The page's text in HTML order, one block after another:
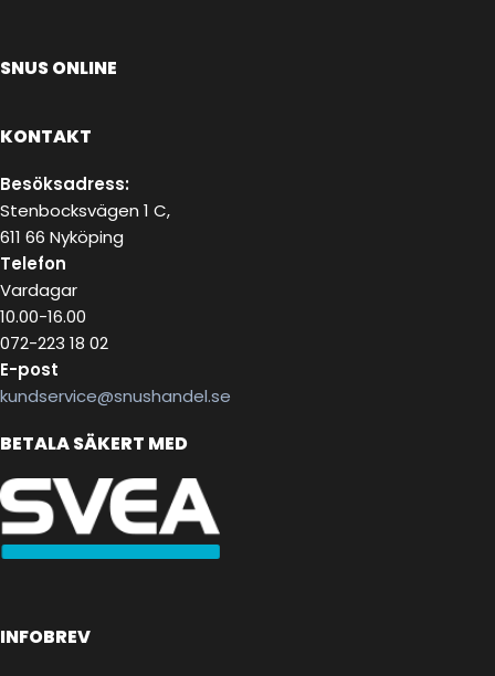
SNUS ONLINE
KONTAKT
Besöksadress:
Stenbocksvägen 1 C,
611 66 Nyköping
Telefon
Vardagar
10.00-16.00
072-223 18 02
E-post
kundservice@snushandel.se
BETALA SÄKERT MED
INFOBREV